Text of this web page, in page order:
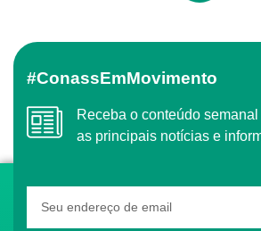
#ConassEmMovimento
Receba o conteúdo
as principais notícias e